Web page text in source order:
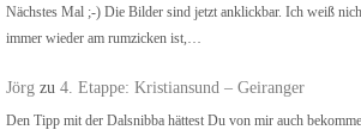
Nächstes Mal ;-) Die Bilder sind jetzt anklickbar. Ich weiß
immer wieder am rumzicken ist,…
Jörg zu 4. Etappe: Kristiansund – Geiranger
Den Tipp mit der Dalsnibba hättest Du von mir auch